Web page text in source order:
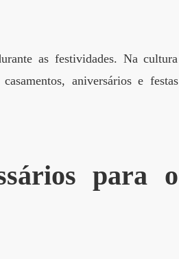
as festividades. Na cultura
aniversários e festas
para o